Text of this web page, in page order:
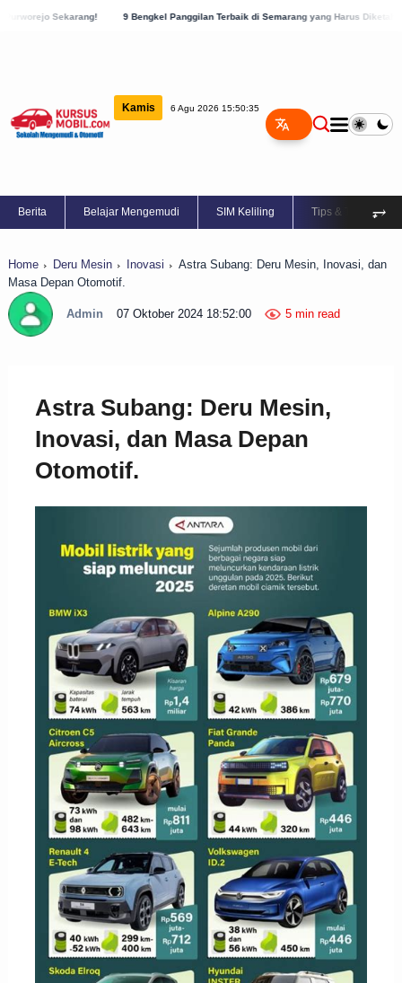
9 Bengkel Panggilan Terbaik di Semarang yang Harus Diketahui! 9 Bengkel
Kamis 6 Agu 2026 15:50:36
Berita Belajar Mengemudi SIM Keliling Tips & Trik ⥅
Home Deru Mesin Inovasi
Astra Subang: Deru Mesin, Inovasi, dan
Masa Depan Otomotif.
Admin 07 Oktober 2024 18:52:00 5 min read
Astra Subang: Deru Mesin,
Inovasi, dan Masa Depan
Otomotif.